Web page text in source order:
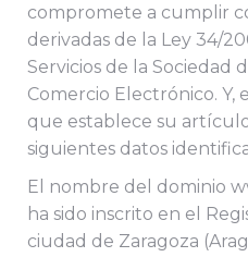
compromete a cumplir
derivadas de la Ley 34/
Servicios de la Sociedad
Comercio Electrónico.
que establece su
siguientes datos
El nombre del dominio
ha sido inscrito en el
ciudad de Zaragoza